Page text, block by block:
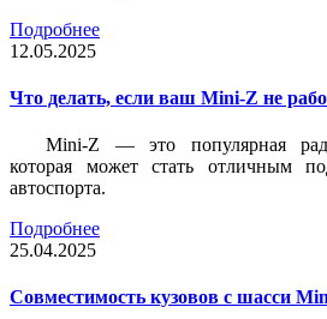
Подробнее
12.05.2025
Что делать, если ваш Mini-Z не
Mini-Z — это популярная
которая может стать отличным
автоспорта.
Подробнее
25.04.2025
Совместимость кузовов с шасси